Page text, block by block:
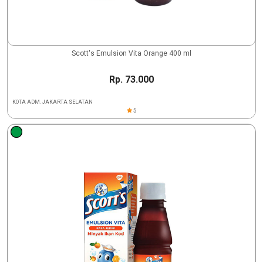
Scott's Emulsion Vita Orange 400 ml
Rp. 73.000
KOTA ADM. JAKARTA SELATAN
5